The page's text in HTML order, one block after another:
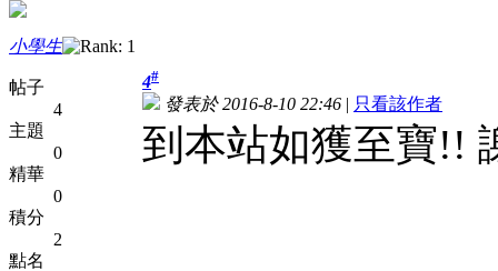
小學生
帖子
4
主題
0
精華
0
積分
2
點名
4#
發表於 2016-8-10 22:46 | 只看該作者
到本站如獲至寶!!